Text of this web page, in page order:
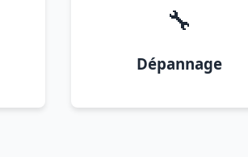
🔧
Dépannage